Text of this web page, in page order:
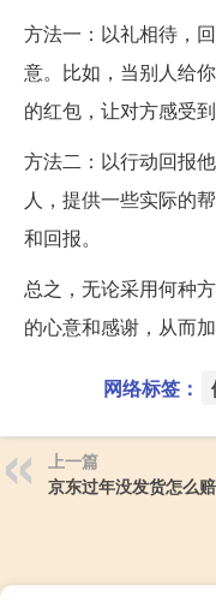
方法一：以礼相待，
意。比如，当别人给
的红包，让对方感受
方法二：以行动回报
人，提供一些实际的
和回报。
总之，无论采用何种
的心意和感谢，从而
网络标签：
上一篇
京东过年没发货怎么